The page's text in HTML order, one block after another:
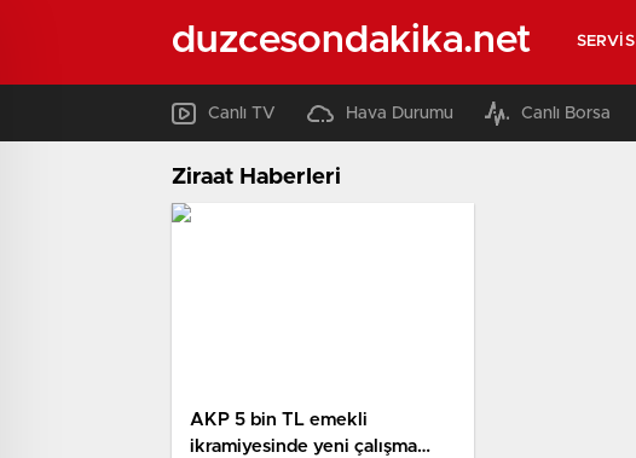
duzcesondakika.net SERVIS
Canlı TV Hava Durumu Canlı Borsa
Ziraat Haberleri
AKP 5 bin TL emekli
ikramiyesinde yeni çalışma